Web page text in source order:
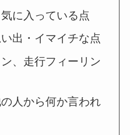
に入っている点
出・イマイチな点
、走行フィーリン
人から何か言われ